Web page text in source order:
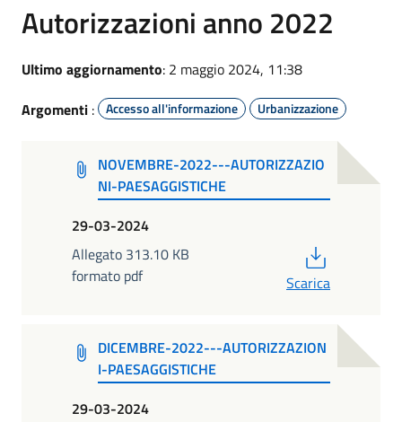
Autorizzazioni anno 2022
Ultimo aggiornamento: 2 maggio 2024, 11:38
Argomenti : Accesso all'informazione Urbanizzazione
NOVEMBRE-2022---AUTORIZZAZIO
NI-PAESAGGISTICHE
29-03-2024
Allegato 313.10 KB
formato pdf
Scarica
DICEMBRE-2022---AUTORIZZAZION
I-PAESAGGISTICHE
29-03-2024